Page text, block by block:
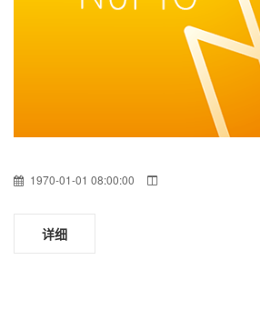
1970-01-01 08:00:00
详细